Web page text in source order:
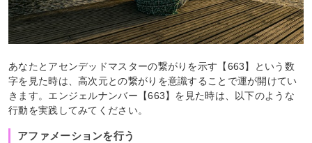
あなたとアセンデッドマスターの繋がりを示す【663】という数
字を見た時は、高次元との繋がりを意識することで運が開けてい
きます。エンジェルナンバー【663】を見た時は、以下のような
行動を実践してみてください。
アファメーションを行う